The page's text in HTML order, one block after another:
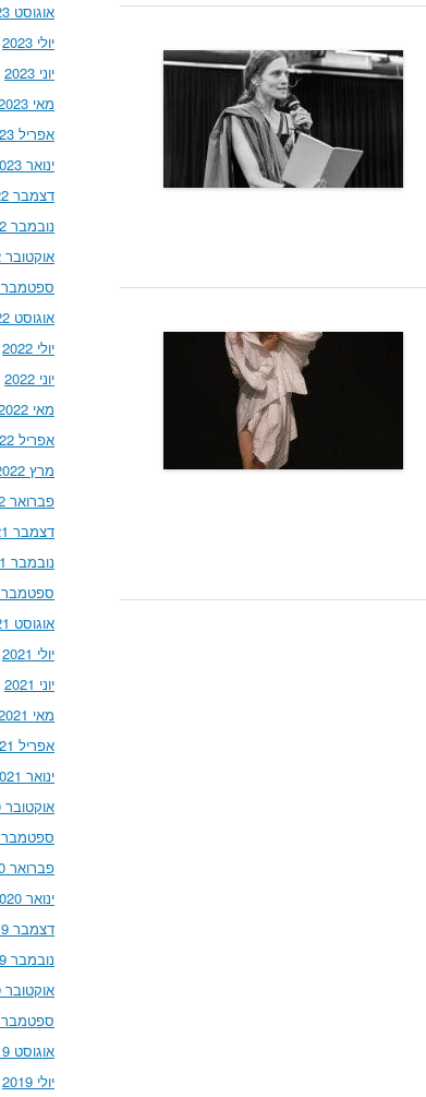
אוגוסט 2023
יולי 2023
יוני 2023
מאי 2023
אפריל 2023
ינואר 2023
דצמבר 2022
נובמבר 2022
אוקטובר 2022
ספטמבר 2022
אוגוסט 2022
יולי 2022
יוני 2022
מאי 2022
אפריל 2022
מרץ 2022
פברואר 2022
דצמבר 2021
נובמבר 2021
ספטמבר 2021
אוגוסט 2021
יולי 2021
יוני 2021
מאי 2021
אפריל 2021
ינואר 2021
אוקטובר 2020
ספטמבר 2020
פברואר 2020
ינואר 2020
דצמבר 2019
נובמבר 2019
אוקטובר 2019
ספטמבר 2019
אוגוסט 2019
יולי 2019